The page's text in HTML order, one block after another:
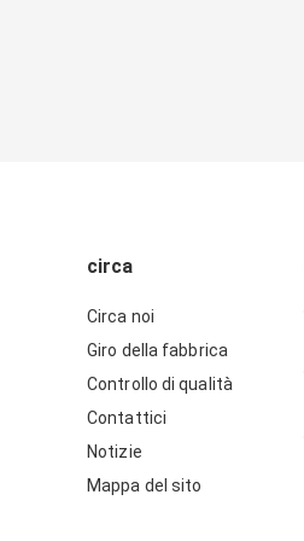
circa
Circa noi
Giro della fabbrica
Controllo di qualità
Contattici
Notizie
Mappa del sito